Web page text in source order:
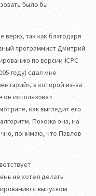
было бы
верю, так как благодаря
программист Дмитрий
по версии ICPC
году) сдал мне
в которой из-за
он использовал
как выглядит его
Похожа она, на
понимаю, что Павлов
не хотел делать
с выпуском